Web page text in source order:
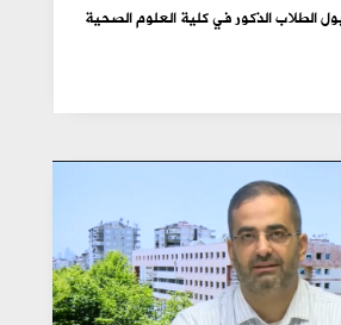
الطلاب الذكور في كلية العلوم الصحية